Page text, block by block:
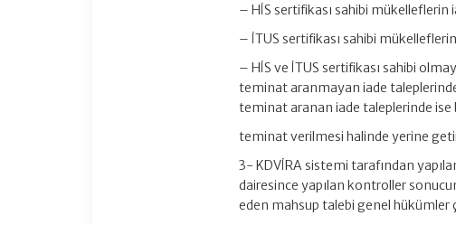
– HİS sertifikası sahibi mükelleflerin
– İTUS sertifikası sahibi
– HİS ve İTUS sertifikası sahibi
teminat aranmayan iade
teminat aranan iade taleplerinde ise
teminat verilmesi halinde yerine
3- KDVİRA sistemi tarafından
dairesince yapılan kontroller
eden mahsup talebi genel hükümler